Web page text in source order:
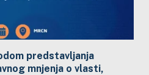
predstavljanja
mnjenja o vlasti,